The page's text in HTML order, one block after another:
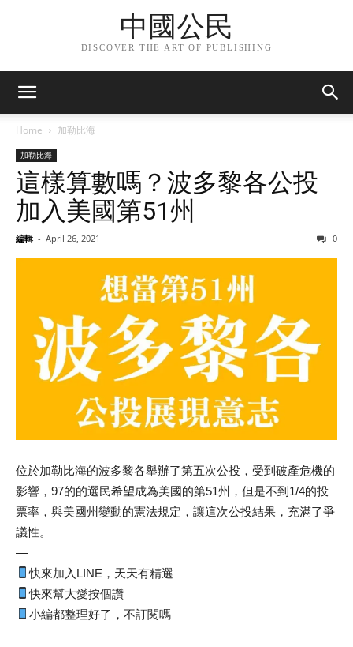
中國公民
DISCOVER THE ART OF PUBLISHING
Home 加勒比海
加勒比海
這樣算數嗎？波多黎各公投
加入美國第51州
編輯 - April 26, 2021 0
位於加勒比海的波多黎各舉辦了第五次公投，受到破產危機的
影響，97的的選民希望成為美國的第51州，但是不到1/4的投
票率，與美國州變動的憲法規定，讓這次公投結果，充滿了爭
議性。
—
快來加入LINE，天天有精選
快來幫大愛按個讚
小編都整理好了，不訂閱嗎